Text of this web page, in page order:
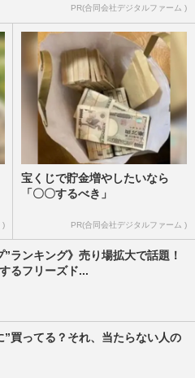
PR(合同会社デジタルファーム )
)
宝くじで貯金増やしたいなら
「〇〇するべき」
PR(合同会社デジタルファーム )
”ランキング》売り場拡大で話題！
るフリーズド...
”買ってる？それ、当たらない人の